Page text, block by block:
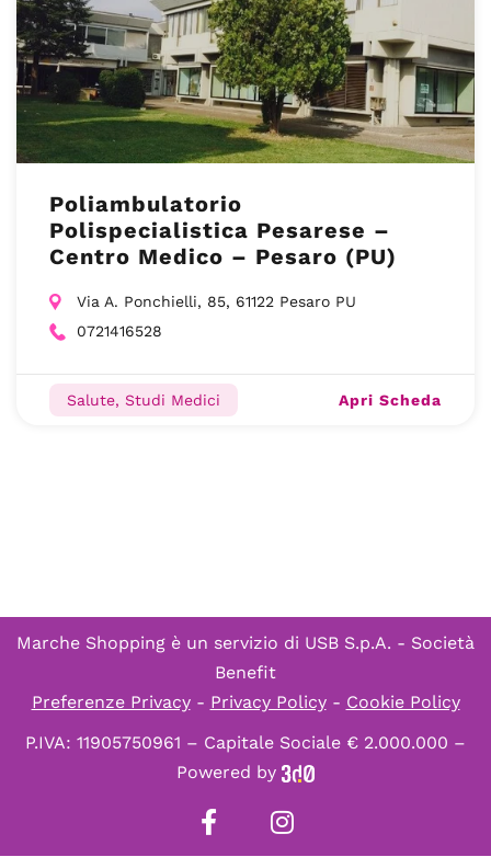
Poliambulatorio
Polispecialistica Pesarese –
Centro Medico – Pesaro (PU)
Via A. Ponchielli, 85, 61122 Pesaro PU
0721416528
Salute, Studi Medici Apri Scheda
Marche Shopping è un servizio di USB S.p.A. - Società
Benefit
Preferenze Privacy- Privacy Policy- Cookie Policy
P.IVA: 11905750961 – Capitale Sociale € 2.000.000 –
Powered by